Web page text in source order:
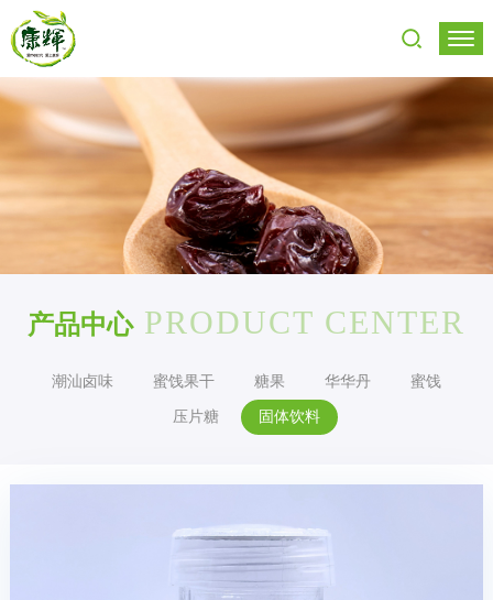
产品中心 PRODUCT CENTER
潮汕卤味 蜜饯果干 糖果 华华丹 蜜饯
压片糖 固体饮料